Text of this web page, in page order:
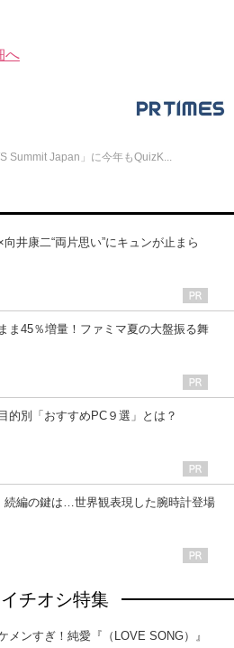
へ
Summit Japan」に今年もQuizK...
井康二“両片思い”にキュンが止まら
ま45％増量！ファミマ夏の大盤振る舞
的別「おすすめPC９選」とは？
続編の鍵は…世界観表現した腕時計登場
チオシ特集
メンすぎ！純愛『（LOVE SONG）』